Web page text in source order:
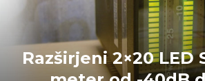
Razširjeni 2×20 LED